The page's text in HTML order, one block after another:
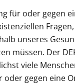
für oder gegen
unseres
müssen. Der
viele
oder gegen eine